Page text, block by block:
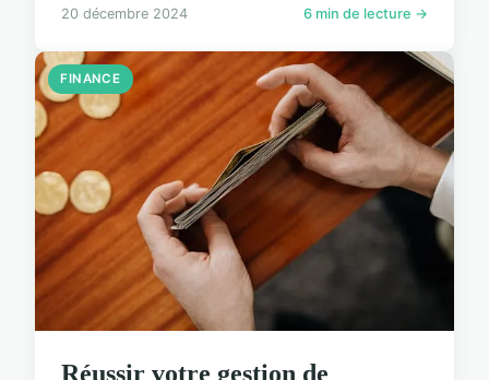
20 décembre 2024 6 min de lecture →
FINANCE
Réussir votre gestion de